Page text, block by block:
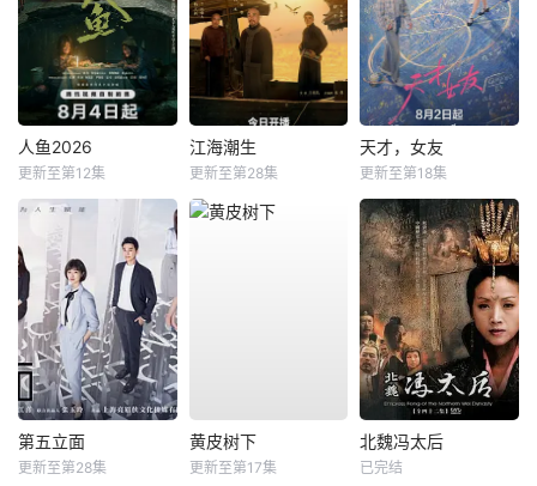
人鱼2026
更新至第12集
江海潮生
更新至第28集
天才，女友
更新至第18集
第五立面
更新至第28集
黄皮树下
更新至第17集
北魏冯太后
已完结